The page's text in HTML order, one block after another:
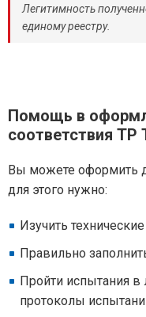
Легитимность
единому реестру.
Помощь в
соответствия ТР
Вы можете оформить
для этого нужно:
Изучить
Правильно
Пройти испытания в
протоколы